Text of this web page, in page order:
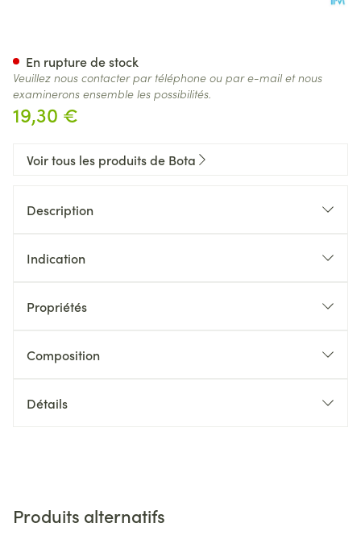
19,30 €
En rupture de stock
Veuillez nous contacter par téléphone ou par e-mail et nous
examinerons ensemble les possibilités.
Voir tous les produits de Bota
Description
Indication
Propriétés
Composition
Détails
Produits alternatifs